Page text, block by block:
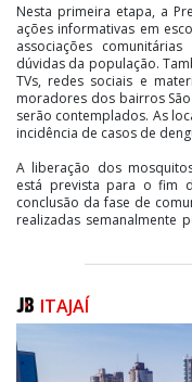
Nesta primeira etapa, a
ações informativas em
associações
dúvidas da população.
TVs, redes sociais e
moradores dos bairros
serão contemplados. As
incidência de casos de
A liberação dos
está prevista para o fim
conclusão da fase de
realizadas semanalmente
O monitoramento utilizará
em diferentes pontos da
laboratório para identificar
dispersão em cada região.
ITAJAÍ